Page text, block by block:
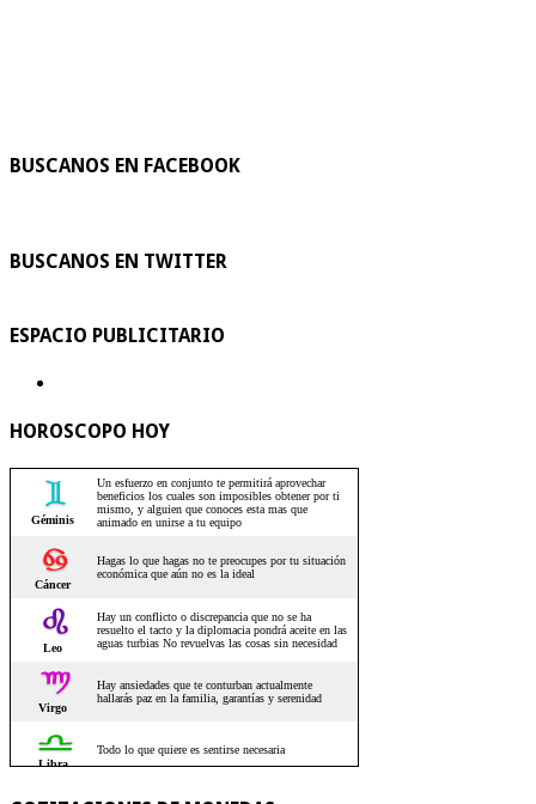
BUSCANOS EN FACEBOOK
BUSCANOS EN TWITTER
ESPACIO PUBLICITARIO
HOROSCOPO HOY